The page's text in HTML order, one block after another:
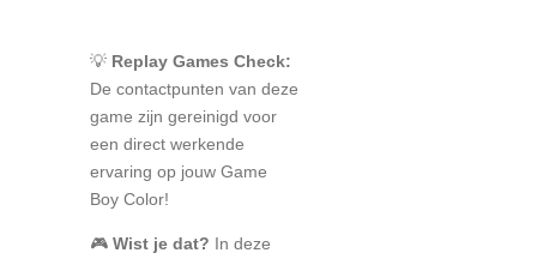
💡 Replay Games Check:
De contactpunten van deze
game zijn gereinigd voor
een direct werkende
ervaring op jouw Game
Boy Color!
🎮 Wist je dat? In deze